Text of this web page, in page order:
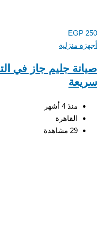
EGP
منزلية
منذ 4 أشهر
القاهرة